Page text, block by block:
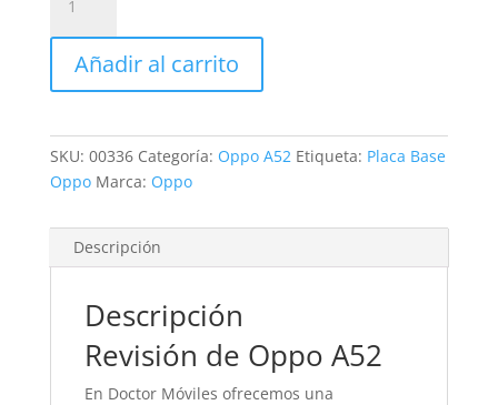
Oppo
A52
cantidad
Añadir al carrito
SKU: 00336 Categoría: Oppo A52 Etiqueta: Placa Base
Oppo Marca: Oppo
Descripción
Descripción
Revisión de Oppo A52
En Doctor Móviles ofrecemos una